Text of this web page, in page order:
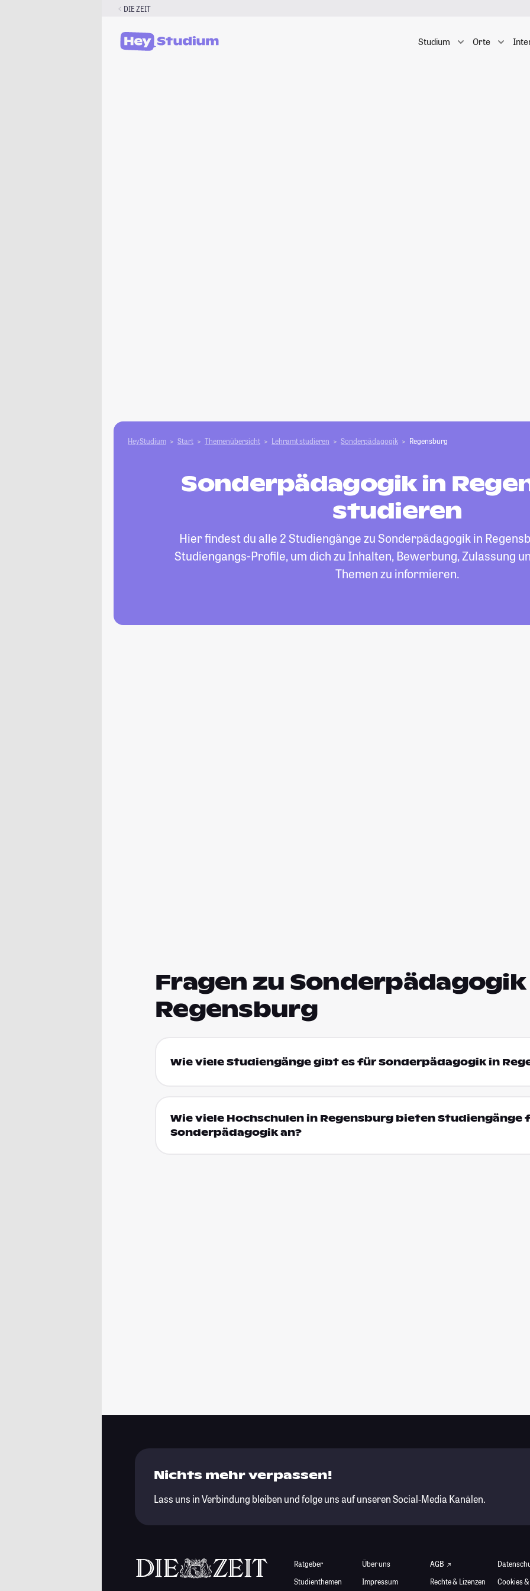
DIE ZEIT
Studium Orte
HeyStudium Start Themenübersicht Lehramt studieren Sonderpädagogik Regensburg
Sonderpädagogik in
studieren
Hier findest du alle 2 Studiengänge zu Sonderpädagogik in
Studiengangs-Profile, um dich zu Inhalten, Bewerbung, Zulassung
Themen zu informieren.
Fragen zu Sonderpädagogik
Regensburg
Wie viele Studiengänge gibt es für Sonderpädagogik in
Wie viele Hochschulen in Regensburg bieten Studiengänge
Sonderpädagogik an?
Nichts mehr verpassen!
Lass uns in Verbindung bleiben und folge uns auf unseren Social-Media Kanälen.
Ratgeber
Studienthemen
Über uns
Impressum
AGB
Rechte & Lizenzen
Cookies